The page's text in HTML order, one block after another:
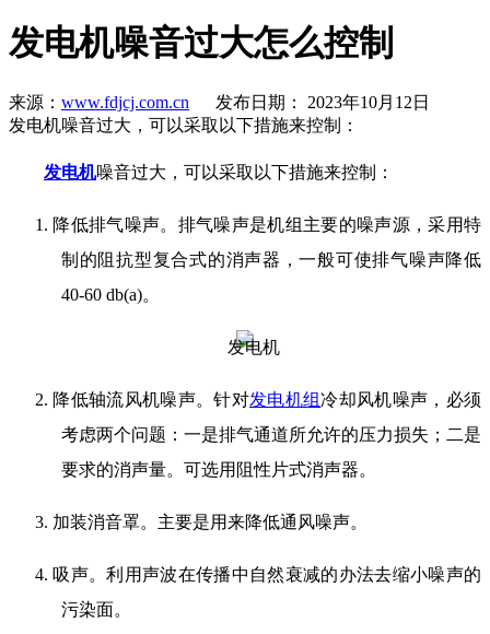
发电机噪音过大怎么控制
来源： www.fdjcj.com.cn 发布日期： 2023年10月12日
发电机噪音过大，可以采取以下措施来控制：
发电机噪音过大，可以采取以下措施来控制：
1. 降低排气噪声。排气噪声是机组主要的噪声源，采用特
制的阻抗型复合式的消声器，一般可使排气噪声降低
40-60 db(a)。
2. 降低轴流风机噪声。针对发电机组冷却风机噪声，必须
考虑两个问题：一是排气通道所允许的压力损失；二是
要求的消声量。可选用阻性片式消声器。
3. 加装消音罩。主要是用来降低通风噪声。
4. 吸声。利用声波在传播中自然衰减的办法去缩小噪声的
污染面。